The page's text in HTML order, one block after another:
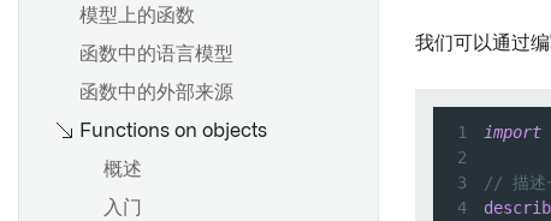
概述
创建链接类型
编辑链接类型
元数据参考
模型上的函数
函数中的语言模型
函数中的外部来源
Functions on objects
概述
入门
我们可以通过
1 import
2
3
// 描述
4